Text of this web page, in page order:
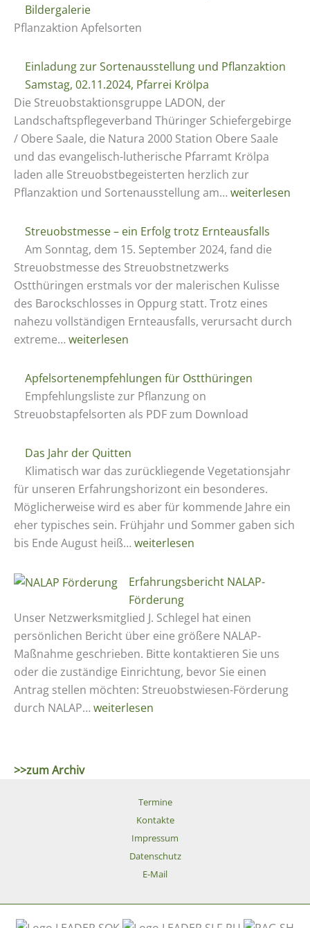
digital
Bildergalerie
Pflanzaktion Apfelsorten
Einladung zur Sortenausstellung und Pflanzaktion
Samstag, 02.11.2024, Pfarrei Krölpa
Die Streuobstaktionsgruppe LADON, der
Landschaftspflegeverband Thüringer Schiefergebirge
/ Obere Saale, die Natura 2000 Station Obere Saale
und das evangelisch-lutherische Pfarramt Krölpa
laden alle Streuobstbegeisterten herzlich zur
Pflanzaktion und Sortenausstellung am… Einladung
und
Samstag,
02.11.2024,
Pfarrei
weiterlesen
Streuobstmesse – ein Erfolg trotz Ernteausfalls
Am Sonntag, dem 15. September 2024, fand die
Streuobstmesse des Streuobstnetzwerks
Ostthüringen erstmals vor der malerischen Kulisse
des Barockschlosses in Oppurg statt. Trotz eines
nahezu vollständigen Ernteausfalls, verursacht durch
extreme… Streuobstmesse
ein
Erfolg
trotz
weiterlesen
Apfelsortenempfehlungen für Ostthüringen
Empfehlungsliste zur Pflanzung on
Streuobstapfelsorten als PDF zum Download
Das Jahr der Quitten
Klimatisch war das zurückliegende Vegetationsjahr
für unseren Erfahrungshorizont ein besonderes.
Möglicherweise wird es aber für kommende Jahre ein
eher typisches sein. Frühjahr und Sommer gaben sich
bis Ende August heiß… Das
der
Quitten
weiterlesen
Erfahrungsbericht NALAP-
Förderung
Unser Netzwerksmitglied J. Schlegel hat einen
persönlichen Bericht über eine größere NALAP-
Maßnahme geschrieben. Bitte kontaktieren Sie uns
oder die zuständige Einrichtung, bevor Sie einen
Antrag stellen möchten: Streuobstwiesen-Förderung
durch NALAP… Erfahrungsbericht
weiterlesen
>>zum Archiv
Termine
Kontakte
Impressum
Datenschutz
E-Mail